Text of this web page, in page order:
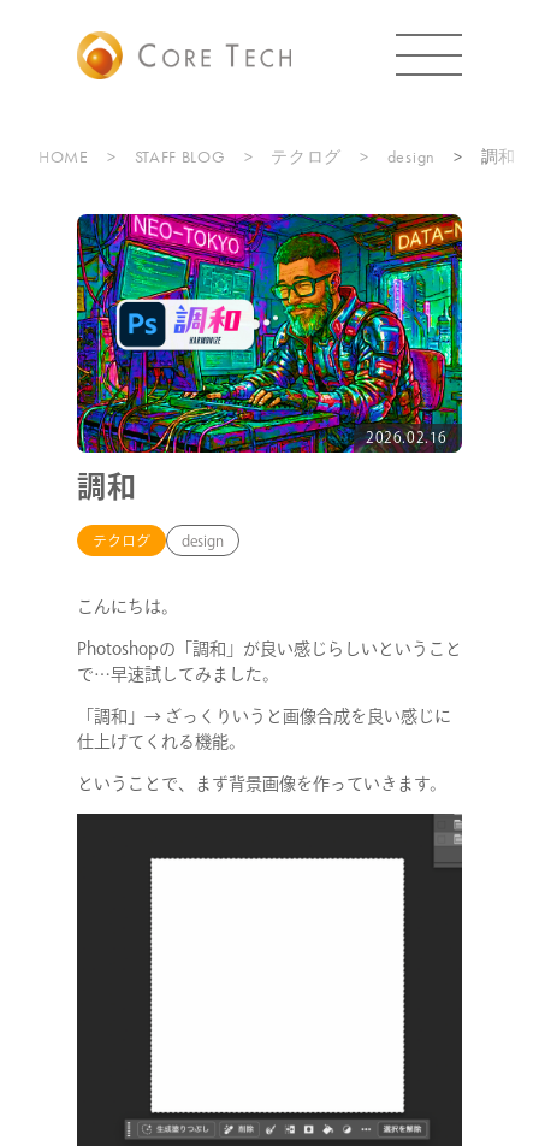
HOME STAFF BLOG テクログ design 調和
2026.02.16
調和
テクログ design
こんにちは。
Photoshopの「調和」が良い感じらしいということ
で…早速試してみました。
「調和」→ ざっくりいうと画像合成を良い感じに
仕上げてくれる機能。
ということで、まず背景画像を作っていきます。